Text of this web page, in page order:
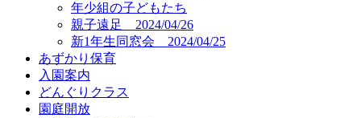
年少組の子どもたち
親子遠足 2024/04/26
新1年生同窓会 2024/04/25
あずかり保育
入園案内
どんぐりクラス
園庭開放